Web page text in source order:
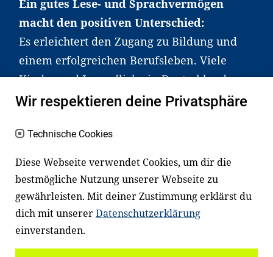
Ein gutes Lese- und Sprachvermögen
macht den positiven Unterschied:
Es erleichtert den Zugang zu Bildung und
einem erfolgreichen Berufsleben. Viele
Kinder und Jugendliche in Deutschland
haben aber große Schwierigkeiten dabei.
an Familien sowie an Erzieher*innen,
Lehrer*innen und andere
Fachexpert*innen. Dafür arbeiten wir eng
mit Ministerien, wissenschaftlichen
Einrichtungen, Verbänden, Unternehmen
und anderen Stiftungen zusammen.
Wir respektieren deine Privatsphäre
Technische Cookies
Diese Webseite verwendet Cookies, um dir die
bestmögliche Nutzung unserer Webseite zu
gewährleisten. Mit deiner Zustimmung erklärst du
dich mit unsererDatenschutzerklärung
einverstanden.